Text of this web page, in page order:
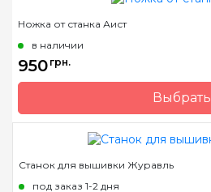
Страна-производитель
Ножка от станка Аист
в наличии
950 грн.
Выбрать
Бренд
Страна-производитель
Станок для вышивки Журавль
под заказ 1-2 дня